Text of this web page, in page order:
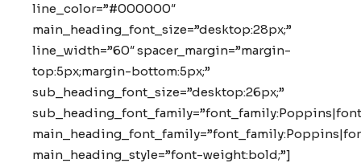
line_color=”#000000″
main_heading_font_size=”desktop:28px;”
line_width=”60″ spacer_margin=”margin-
top:5px;margin-bottom:5px;”
sub_heading_font_size=”desktop:26px;”
main_heading_style=”font-weight:bold;”]